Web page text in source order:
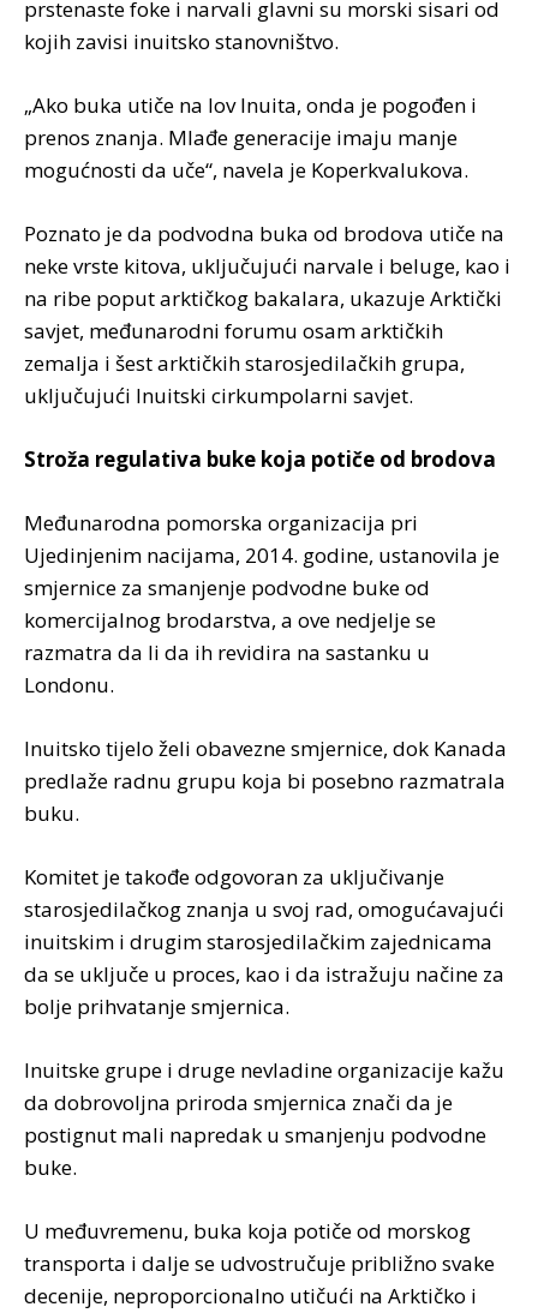
prstenaste foke i narvali glavni su morski sisari od
kojih zavisi inuitsko stanovništvo.
„Ako buka utiče na lov Inuita, onda je pogođen i
prenos znanja. Mlađe generacije imaju manje
mogućnosti da uče“, navela je Koperkvalukova.
Poznato je da podvodna buka od brodova utiče na
neke vrste kitova, uključujući narvale i beluge, kao i
na ribe poput arktičkog bakalara, ukazuje Arktički
savjet, međunarodni forumu osam arktičkih
zemalja i šest arktičkih starosjedilačkih grupa,
uključujući Inuitski cirkumpolarni savjet.
Stroža regulativa buke koja potiče od brodova
Međunarodna pomorska organizacija pri
Ujedinjenim nacijama, 2014. godine, ustanovila je
smjernice za smanjenje podvodne buke od
komercijalnog brodarstva, a ove nedjelje se
razmatra da li da ih revidira na sastanku u
Londonu.
Inuitsko tijelo želi obavezne smjernice, dok Kanada
predlaže radnu grupu koja bi posebno razmatrala
buku.
Komitet je takođe odgovoran za uključivanje
starosjedilačkog znanja u svoj rad, omogućavajući
inuitskim i drugim starosjedilačkim zajednicama
da se uključe u proces, kao i da istražuju načine za
bolje prihvatanje smjernica.
Inuitske grupe i druge nevladine organizacije kažu
da dobrovoljna priroda smjernica znači da je
postignut mali napredak u smanjenju podvodne
buke.
U međuvremenu, buka koja potiče od morskog
transporta i dalje se udvostručuje približno svake
decenije, neproporcionalno utičući na Arktičko i